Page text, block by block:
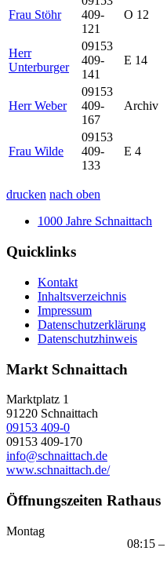
Frau Stöhr
409-
121
O 12
Herr
Unterburger
09153
409-
141
E 14
Herr Weber
09153
409-
167
Archiv
Frau Wilde
09153
409-
133
E 4
drucken nach oben
1000 Jahre Schnaittach
Quicklinks
Kontakt
Inhaltsverzeichnis
Impressum
Datenschutzerklärung
Datenschutzhinweis
Markt Schnaittach
Marktplatz 1
91220 Schnaittach
09153 409-0
09153 409-170
info@schnaittach.de
www.schnaittach.de/
Öffnungszeiten Rathaus
Montag
08:15